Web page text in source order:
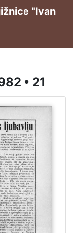
"Ivan
• 21